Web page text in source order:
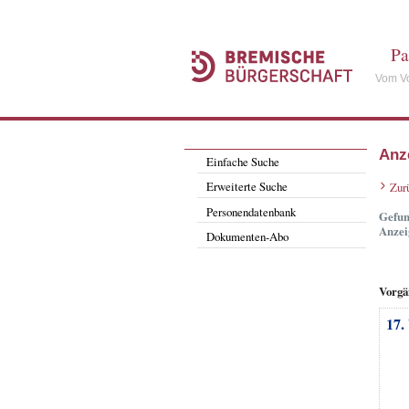
Vom
Einfache Suche
Erweiterte Suche
Personendatenbank
Dokumenten-Abo